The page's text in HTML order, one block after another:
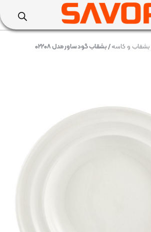
و کاسه/ بشقاب گود ساور مدل ۰۲۲۰۸